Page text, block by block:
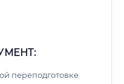
переподготовке